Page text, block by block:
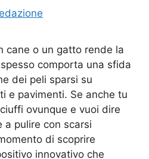
cane o un gatto rende la
comporta una sfida
dei peli sparsi su
e pavimenti. Se anche tu
ovunque e vuoi dire
a pulire con scarsi
di scoprire
innovativo che